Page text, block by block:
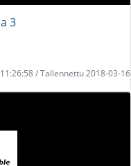
3
/ Tallennettu 2018-03-16